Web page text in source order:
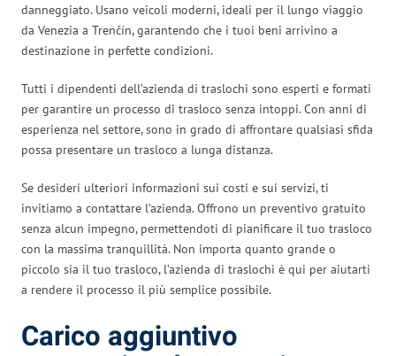
danneggiato. Usano veicoli moderni, ideali per il lungo viaggio
da Venezia a Trenčín, garantendo che i tuoi beni arrivino a
destinazione in perfette condizioni.
Tutti i dipendenti dell’azienda di traslochi sono esperti e formati
per garantire un processo di trasloco senza intoppi. Con anni di
esperienza nel settore, sono in grado di affrontare qualsiasi sfida
possa presentare un trasloco a lunga distanza.
Se desideri ulteriori informazioni sui costi e sui servizi, ti
invitiamo a contattare l’azienda. Offrono un preventivo gratuito
senza alcun impegno, permettendoti di pianificare il tuo trasloco
con la massima tranquillità. Non importa quanto grande o
piccolo sia il tuo trasloco, l’azienda di traslochi è qui per aiutarti
a rendere il processo il più semplice possibile.
Carico aggiuntivo